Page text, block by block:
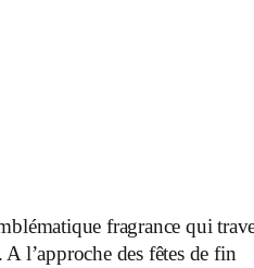
fragrance qui
A l’approche des fêtes de fin